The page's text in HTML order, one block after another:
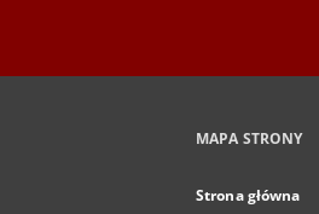
MAPA STRONY
Strona główna